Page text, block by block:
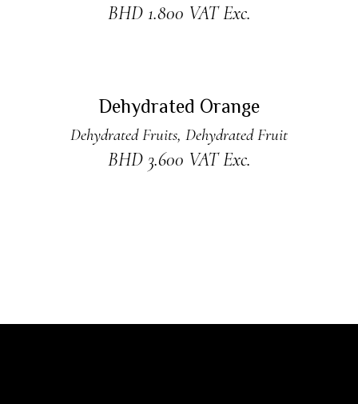
BHD 1.800 VAT Exc.
Dehydrated Orange
Dehydrated Fruits, Dehydrated Fruit
BHD 3.600 VAT Exc.